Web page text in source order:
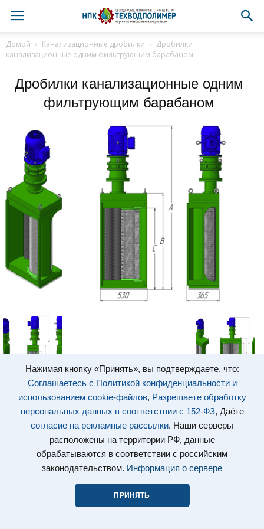
Нажимая кнопку «Принять», вы подтверждаете, что:
Соглашаетесь с Политикой конфиденциальности и
использованием cookie-файлов, Разрешаете обработку
персональных данных в соответствии с 152-ФЗ, Даёте
согласие на рекламные рассылки. Наши серверы
расположены на территории РФ, данные
обрабатываются в соответствии с российским
законодательством. Информация о сервере
ПРИНЯТЬ
Домой Канализационные дробилки
Дробилки
канализационные одним фильтрующим барабаном
Дробилки канализационные одним
фильтрующим барабаном